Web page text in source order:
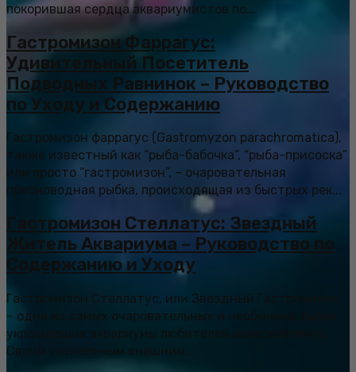
покорившая сердца аквариумистов по...
Гастромизон Фаррагус:
Удивительный Посетитель
Подводных Равнинок – Руководство
по Уходу и Содержанию
Гастромизон фаррагус (Gastromyzon parachromatica),
также известный как “рыба-бабочка”, “рыба-присоска”
или просто “гастромизон”, – очаровательная
пресноводная рыбка, происходящая из быстрых рек...
Гастромизон Стеллатус: Звездный
Житель Аквариума – Руководство по
Содержанию и Уходу
Гастромизон Стеллатус, или Звездный Гастромизон,
– одна из самых очаровательных и необычных рыбок,
украшающих аквариумы любителей акваскейпинга.
Своим уникальным внешним...